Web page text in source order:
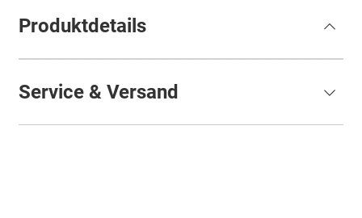
Produktdetails
Service & Versand